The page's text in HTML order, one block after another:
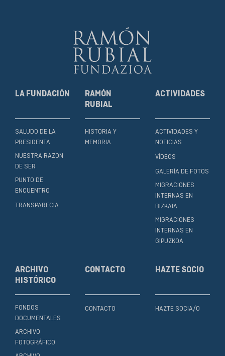
LA FUNDACIÓN
SALUDO DE LA
PRESIDENTA
NUESTRA RAZON
DE SER
PUNTO DE
ENCUENTRO
TRANSPARECIA
RAMÓN
RUBIAL
HISTORIA Y
MEMORIA
ACTIVIDADES
ACTIVIDADES Y
NOTICIAS
VÍDEOS
GALERÍA DE FOTOS
MIGRACIONES
INTERNAS EN
BIZKAIA
MIGRACIONES
INTERNAS EN
GIPUZKOA
ARCHIVO
HISTÓRICO
FONDOS
DOCUMENTALES
ARCHIVO
FOTOGRÁFICO
CONTACTO
CONTACTO
HAZTE SOCIO
HAZTE SOCIA/O